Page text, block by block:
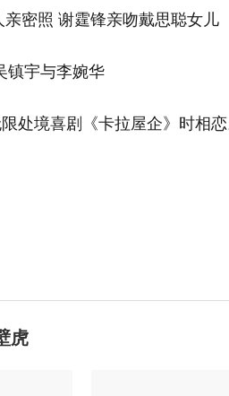
宇与李婉华
处境喜剧《卡拉屋企》时相
虎